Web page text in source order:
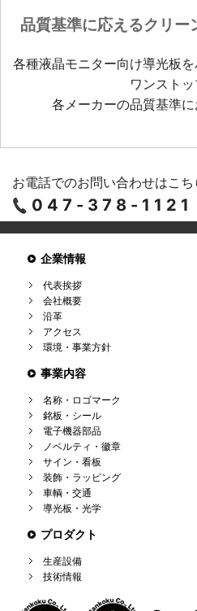
品質基準に応えるクリー
各種液晶モニター向け導光板
ワンストッ
各メーカーの品質基準に
お電話でのお問い合わせはこ
047-378-1121
企業情報
代表挨拶
会社概要
沿革
アクセス
環境・事業方針
事業内容
名称・ロゴマーク
銘板・シール
電子機器部品
ノベルティ・徽章
サイン・看板
装飾・ラッピング
車輌・交通
導光板・光学
プロダクト
生産設備
技術情報